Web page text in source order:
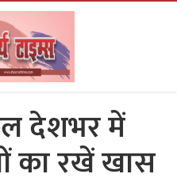
देशभर में
का रखें खास